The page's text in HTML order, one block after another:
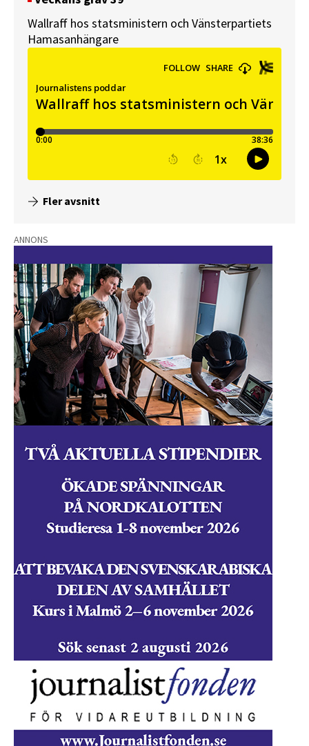
Wallraff hos statsministern och Vänsterpartiets
Hamasanhängare
Fler avsnitt
ANNONS